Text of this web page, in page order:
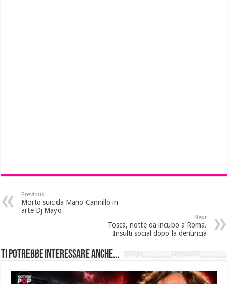
Previous
Morto suicida Mario Cannillo in
arte Dj Mayo
Next
Tosca, notte da incubo a Roma.
Insulti social dopo la denuncia
Ti potrebbe interessare anche...